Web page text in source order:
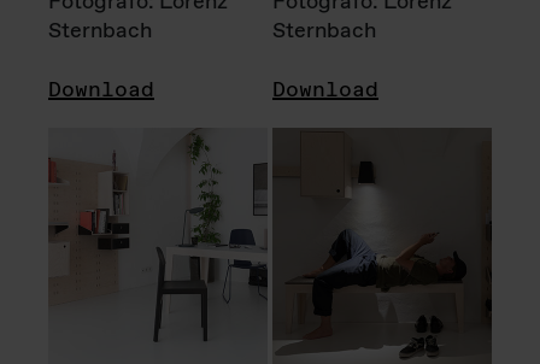
Sternbach
Download
Sternbach
Download